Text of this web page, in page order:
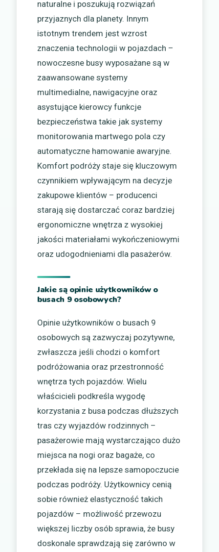
naturalne i poszukują rozwiązań
przyjaznych dla planety. Innym
istotnym trendem jest wzrost
znaczenia technologii w pojazdach –
nowoczesne busy wyposażane są w
zaawansowane systemy
multimedialne, nawigacyjne oraz
asystujące kierowcy funkcje
bezpieczeństwa takie jak systemy
monitorowania martwego pola czy
automatyczne hamowanie awaryjne.
Komfort podróży staje się kluczowym
czynnikiem wpływającym na decyzje
zakupowe klientów – producenci
starają się dostarczać coraz bardziej
ergonomiczne wnętrza z wysokiej
jakości materiałami wykończeniowymi
oraz udogodnieniami dla pasażerów.
Jakie są opinie użytkowników o
busach 9 osobowych?
Opinie użytkowników o busach 9
osobowych są zazwyczaj pozytywne,
zwłaszcza jeśli chodzi o komfort
podróżowania oraz przestronność
wnętrza tych pojazdów. Wielu
właścicieli podkreśla wygodę
korzystania z busa podczas dłuższych
tras czy wyjazdów rodzinnych –
pasażerowie mają wystarczająco dużo
miejsca na nogi oraz bagaże, co
przekłada się na lepsze samopoczucie
podczas podróży. Użytkownicy cenią
sobie również elastyczność takich
pojazdów – możliwość przewozu
większej liczby osób sprawia, że busy
doskonale sprawdzają się zarówno w